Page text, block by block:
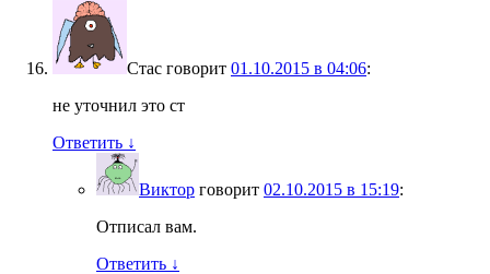
Стас говорит 01.10.2015 в 04:06:
не уточнил это ст
Ответить ↓
Виктор говорит 02.10.2015 в 15:19:
Отписал вам.
Ответить ↓